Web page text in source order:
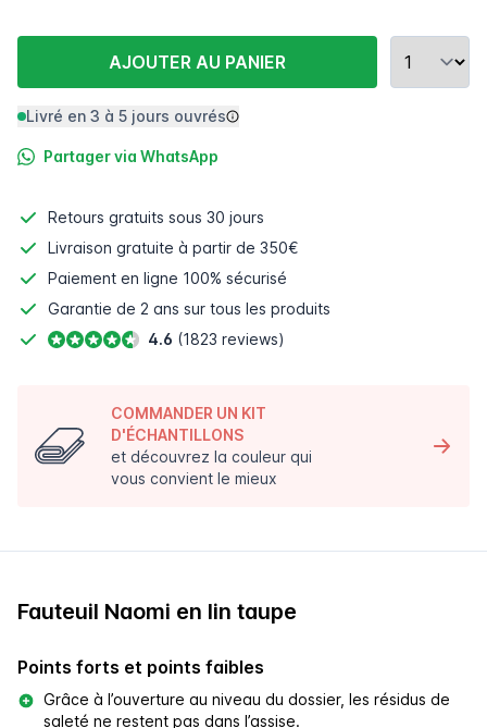
AJOUTER AU PANIER
Livré en 3 à 5 jours ouvrés
Partager via WhatsApp
Retours gratuits sous 30 jours
Livraison gratuite à partir de 350€
Paiement en ligne 100% sécurisé
Garantie de 2 ans sur tous les produits
4.6 (1823 reviews)
COMMANDER UN KIT
D'ÉCHANTILLONS
et découvrez la couleur qui
vous convient le mieux
Fauteuil Naomi en lin taupe
Points forts et points faibles
Grâce à l’ouverture au niveau du dossier, les résidus de
saleté ne restent pas dans l’assise.